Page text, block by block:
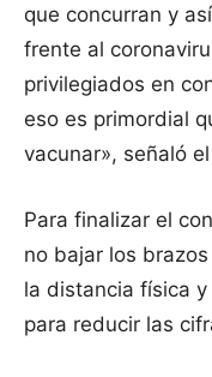
que concurran y
frente al
privilegiados en
eso es primordial
vacunar», señaló
Para finalizar el
no bajar los
la distancia física
para reducir las